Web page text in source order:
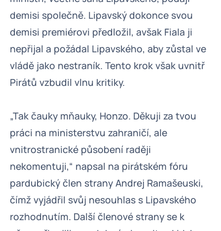
demisi společně. Lipavský dokonce svou
demisi premiérovi předložil, avšak Fiala ji
nepřijal a požádal Lipavského, aby zůstal ve
vládě jako nestraník. Tento krok však uvnitř
Pirátů vzbudil vlnu kritiky.
„Tak čauky mňauky, Honzo. Děkuji za tvou
práci na ministerstvu zahraničí, ale
vnitrostranické působení raději
nekomentuji,“ napsal na pirátském fóru
pardubický člen strany Andrej Ramašeuski,
čímž vyjádřil svůj nesouhlas s Lipavského
rozhodnutím. Další členové strany se k